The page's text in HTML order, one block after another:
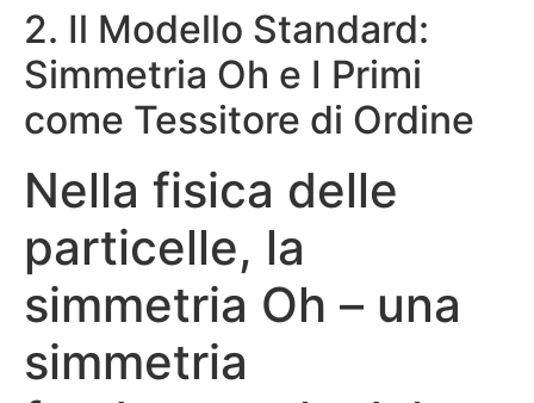
2. Il Modello Standard:
Simmetria Oh e I Primi
come Tessitore di Ordine
Nella fisica delle
particelle, la
simmetria Oh – una
simmetria